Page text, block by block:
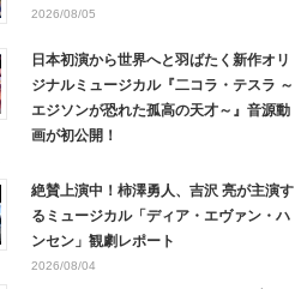
2026/08/05
日本初演から世界へと羽ばたく新作オリ
ジナルミュージカル『二コラ・テスラ ～
エジソンが恐れた孤高の天才～』音源動
画が初公開！
絶賛上演中！柿澤勇人、吉沢 亮が主演す
るミュージカル「ディア・エヴァン・ハ
ンセン」観劇レポート
2026/08/04